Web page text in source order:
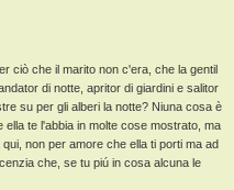
ciò che il marito non c'era, che la gentil
di notte, apritor di giardini e salitor
su per gli alberi la notte? Niuna cosa è
te l'abbia in molte cose mostrato, ma
non per amore che ella ti porti ma ad
che, se tu piú in cosa alcuna le